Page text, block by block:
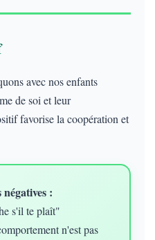
avec nos enfants
de soi et leur
favorise la coopération et
:
s'il te plaît"
n'est pas